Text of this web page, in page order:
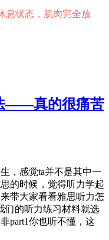
息状态，肌肉完全放
——真的很痛苦
，感觉ta并不是其中一
的时候，觉得听力学起
带大家看看雅思听力怎
们的听力练习材料就选
part1你也听不懂，这